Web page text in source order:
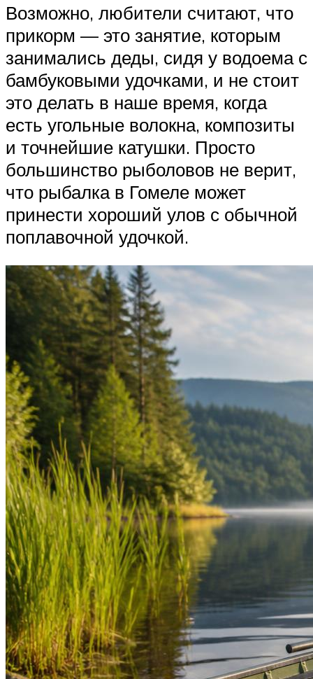
Возможно, любители считают, что
прикорм — это занятие, которым
занимались деды, сидя у водоема с
бамбуковыми удочками, и не стоит
это делать в наше время, когда
есть угольные волокна, композиты
и точнейшие катушки. Просто
большинство рыболовов не верит,
что рыбалка в Гомеле может
принести хороший улов с обычной
поплавочной удочкой.